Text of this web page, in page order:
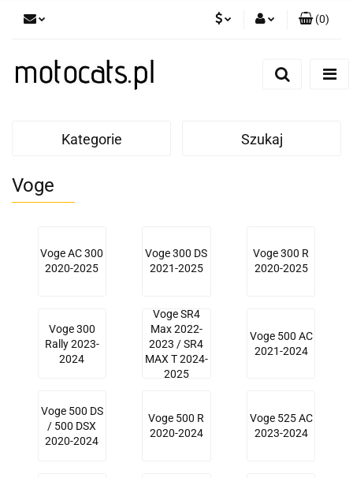
(0)
Kategorie Szukaj
Voge
Voge AC 300
2020-2025
Voge 300 DS
2021-2025
Voge 300 R
2020-2025
Voge 300
Rally 2023-
2024
Voge SR4
Max 2022-
2023 / SR4
MAX T 2024-
2025
Voge 500 AC
2021-2024
Voge 500 DS
/ 500 DSX
2020-2024
Voge 500 R
2020-2024
Voge 525 AC
2023-2024